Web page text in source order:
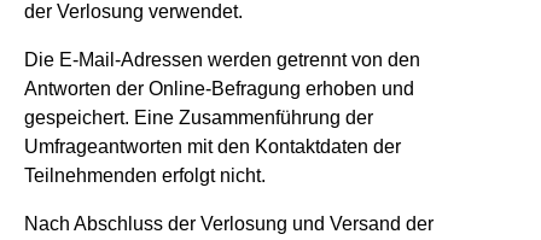
der Verlosung verwendet.
Die E-Mail-Adressen werden getrennt von den
Antworten der Online-Befragung erhoben und
gespeichert. Eine Zusammenführung der
Umfrageantworten mit den Kontaktdaten der
Teilnehmenden erfolgt nicht.
Nach Abschluss der Verlosung und Versand der